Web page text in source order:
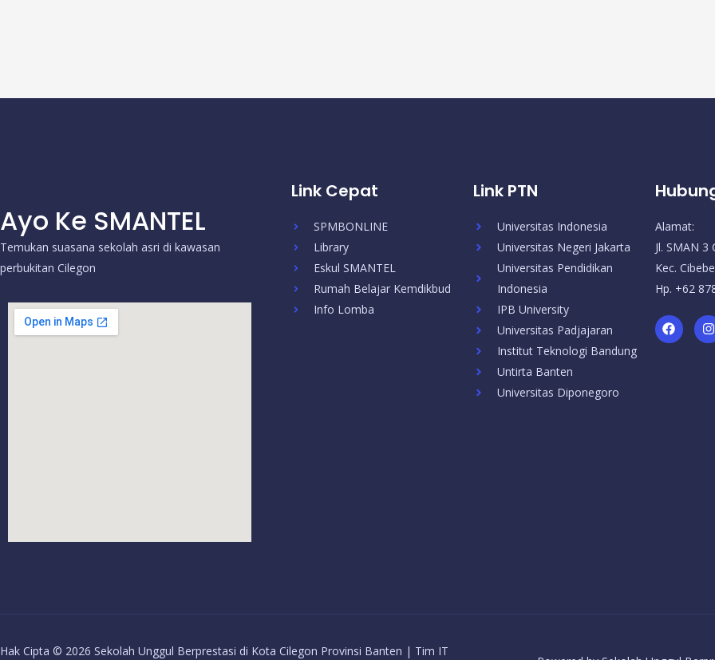
Ayo Ke SMANTEL
Temukan suasana sekolah asri di kawasan
perbukitan Cilegon
Link Cepat
SPMBONLINE
Library
Eskul SMANTEL
Rumah Belajar Kemdikbud
Info Lomba
Link PTN
Universitas Indonesia
Universitas Negeri Jakarta
Universitas Pendidikan
Indonesia
IPB University
Universitas Padjajaran
Institut Teknologi Bandung
Untirta Banten
Universitas Diponegoro
Alamat:
Jl. SMAN
Kec.
Hp. +62
F
a
c
I
n
s
Hak Cipta © 2026 Sekolah Unggul Berprestasi di Kota Cilegon Provinsi Banten | Tim IT